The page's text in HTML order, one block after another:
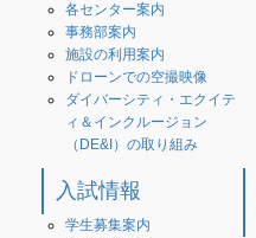
各センター案内
事務部案内
施設の利用案内
ドローンでの空撮映像
ダイバーシティ・エクイテ
ィ＆インクルージョン
（DE&I）の取り組み
入試情報
学生募集案内